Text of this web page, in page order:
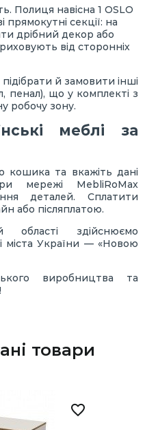
Полиця навісна 1 OSLO
секції: на
дрібний декор або
від сторонніх
й замовити інші
пенал), що у комплекті з
робочу зону.
меблі за
кошика та вкажіть дані
мережі MebliRoMax
деталей. Сплатити
або післяплатою.
області здійснюємо
міста України — «Новою
виробництва та
товари